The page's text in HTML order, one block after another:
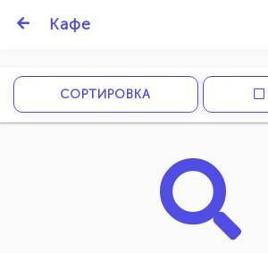
Кафе
СОРТИРОВКА